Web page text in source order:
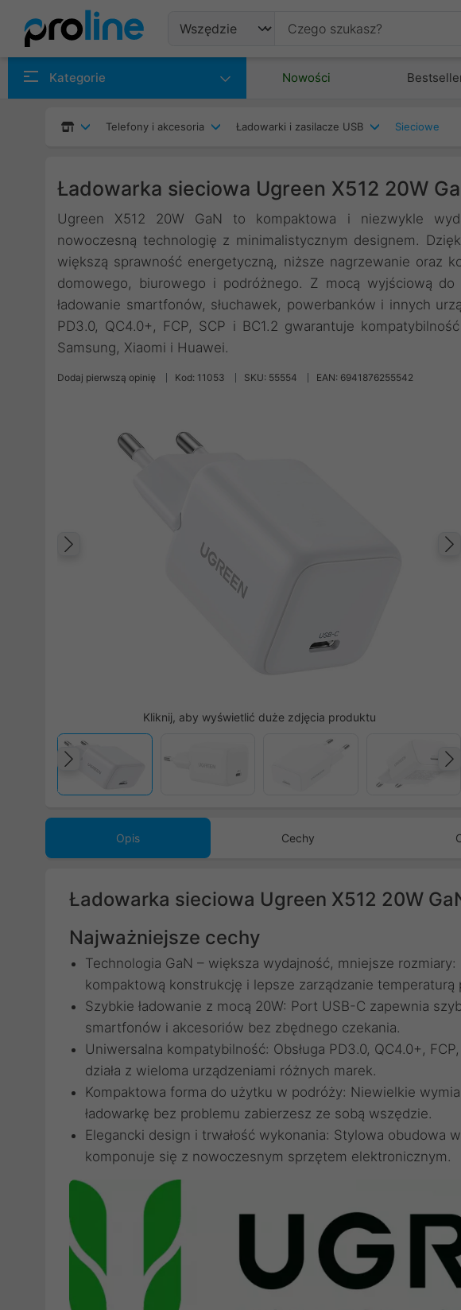
Kategorie Nowości
Telefony i akcesoria Ładowarki i zasilacze USB Sieciowe
Ładowarka sieciowa Ugreen X512 20W
Ugreen X512 20W GaN to kompaktowa i niezwykle
nowoczesną technologię z minimalistycznym designem.
większą sprawność energetyczną, niższe nagrzewanie oraz
domowego, biurowego i podróżnego. Z mocą wyjściową
ładowanie smartfonów, słuchawek, powerbanków i innych
PD3.0, QC4.0+, FCP, SCP i BC1.2 gwarantuje
Samsung, Xiaomi i Huawei.
Dodaj pierwszą opinię Kod: 11053 SKU: 55554 EAN: 6941876255542
Kliknij, aby wyświetlić duże zdjęcia produktu
Poprzedni
Opis Cechy
Ładowarka sieciowa Ugreen X512 20W
Najważniejsze cechy
Technologia GaN – większa wydajność, mniejsze
kompaktową konstrukcję i lepsze zarządzanie temperaturą
Szybkie ładowanie z mocą 20W: Port USB-C zapewnia
smartfonów i akcesoriów bez zbędnego czekania.
Uniwersalna kompatybilność: Obsługa PD3.0, QC4.0+,
działa z wieloma urządzeniami różnych marek.
Kompaktowa forma do użytku w podróży: Niewielkie
ładowarkę bez problemu zabierzesz ze sobą wszędzie.
Elegancki design i trwałość wykonania: Stylowa obudowa
komponuje się z nowoczesnym sprzętem elektronicznym.